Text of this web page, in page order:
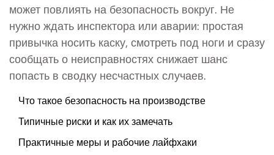
может повлиять на безопасность вокруг. Не
нужно ждать инспектора или аварии: простая
привычка носить каску, смотреть под ноги и сразу
сообщать о неисправностях снижает шанс
попасть в сводку несчастных случаев.
Что такое безопасность на производстве
Типичные риски и как их замечать
Практичные меры и рабочие лайфхаки